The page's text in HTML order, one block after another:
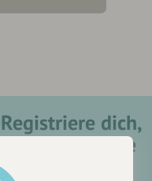
Registriere dich,
um dir Einträge
zu merken